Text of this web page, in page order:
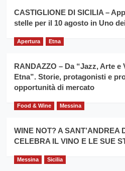
la
filiera
grano
per
il
anno
Franco
Caruso
CASTIGLIONE DI SICILIA –
stelle per il 10 agosto in Uno
Apertura Etna
RANDAZZO – Da “Jazz, Arte
Etna”. Storie, protagonisti e
opportunità di mercato
Food & Wine Messina
WINE NOT? A SANT’ANDREA
CELEBRA IL VINO E LE SUE
Messina Sicilia